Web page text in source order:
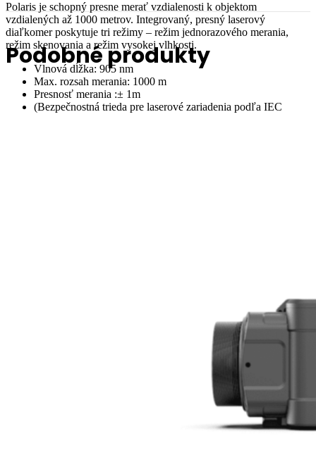
Polaris je schopný presne merať vzdialenosti k objektom
vzdialených až 1000 metrov. Integrovaný, presný laserový
diaľkomer poskytuje tri režimy – režim jednorazového merania,
režim skenovania a režim vysokej vlhkosti.
Vlnová dĺžka: 905 nm
Max. rozsah merania: 1000 m
Presnosť merania :± 1m
(Bezpečnostná trieda pre laserové zariadenia podľa IEC
Podobné produkty